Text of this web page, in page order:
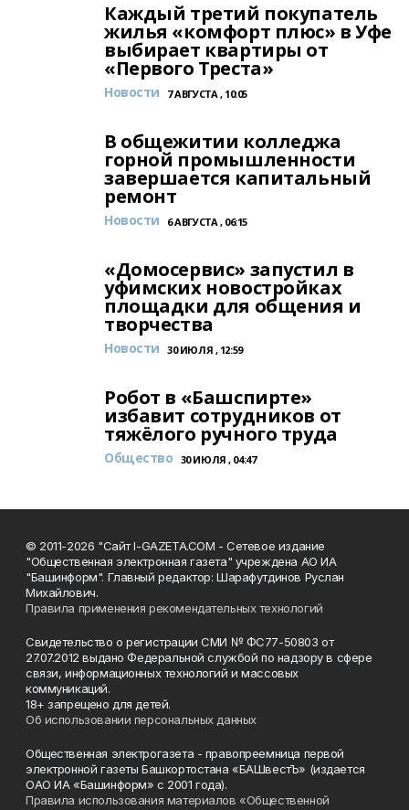
Каждый третий покупатель
жилья «комфорт плюс» в Уфе
выбирает квартиры от
«Первого Треста»
Новости 7 АВГУСТА , 10:05
В общежитии колледжа
горной промышленности
завершается капитальный
ремонт
Новости 6 АВГУСТА , 06:15
«Домосервис» запустил в
уфимских новостройках
площадки для общения и
творчества
Новости 30 ИЮЛЯ , 12:59
Робот в «Башспирте»
избавит сотрудников от
тяжёлого ручного труда
Общество 30 ИЮЛЯ , 04:47
© 2011-2026 "Сайт I-GAZETA.COM - Сетевое издание
"Общественная электронная газета" учреждена АО ИА
"Башинформ". Главный редактор: Шарафутдинов Руслан
Михайлович.
Правила применения рекомендательных технологий
Свидетельство о регистрации СМИ № ФС77-50803 от
27.07.2012 выдано Федеральной службой по надзору в сфере
связи, информационных технологий и массовых
коммуникаций.
18+ запрещено для детей.
Об использовании персональных данных
Общественная электрогазета - правопреемница первой
электронной газеты Башкортостана «БАШвестЪ» (издается
ОАО ИА «Башинформ» с 2001 года).
Правила использования материалов «Общественной